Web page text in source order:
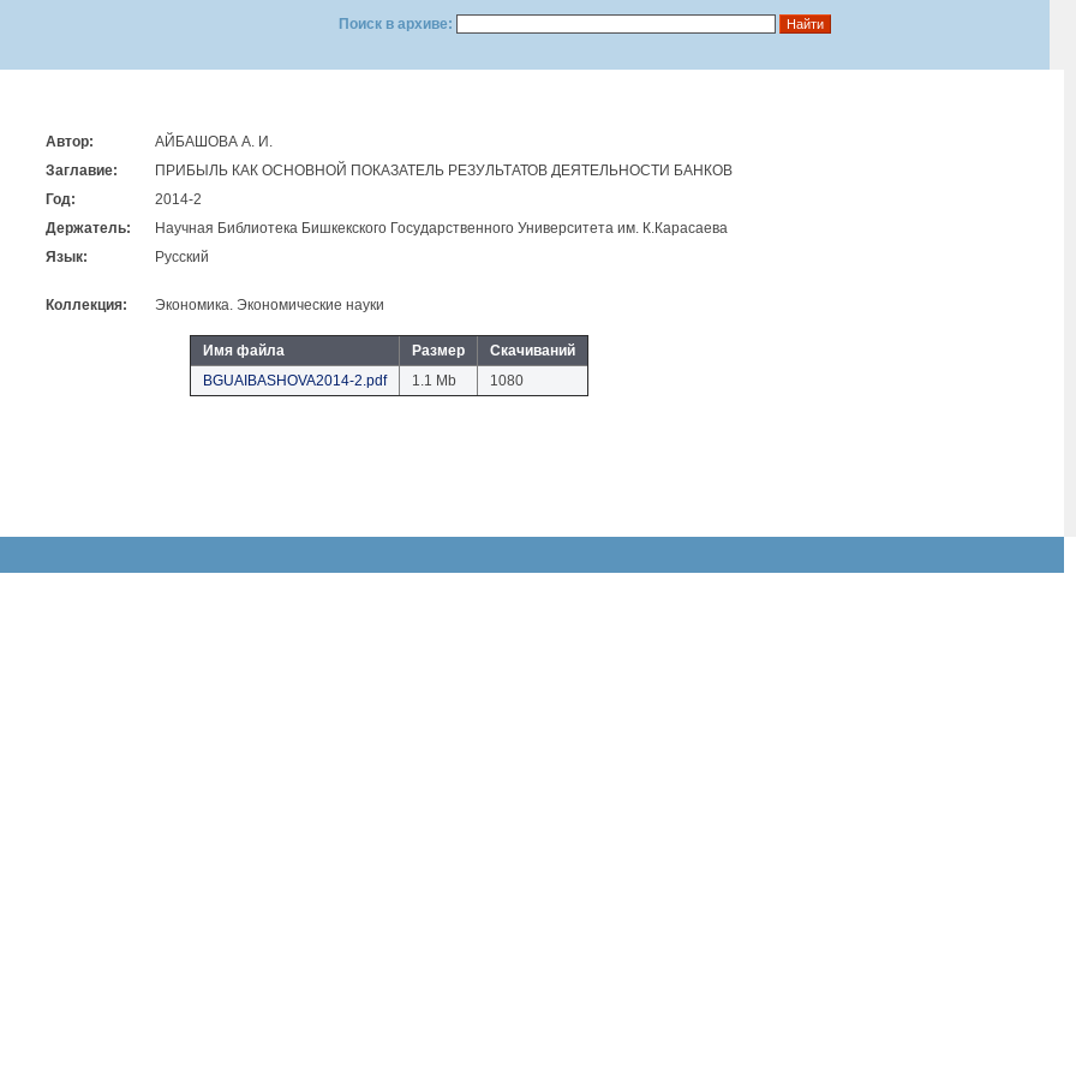
Поиск в архиве:
Автор:
АЙБАШОВА А. И.
Заглавие:
ПРИБЫЛЬ КАК ОСНОВНОЙ ПОКАЗАТЕЛЬ РЕЗУЛЬТАТОВ ДЕЯТЕЛЬНОСТИ БАНКОВ
Год:
2014-2
Держатель:
Научная Библиотека Бишкекского Государственного Университета им. К.Карасаева
Язык:
Русский
Коллекция: Экономика. Экономические науки
Имя файла Размер
Скачиваний
BGUAIBASHOVA2014-2.pdf
1.1 Mb 1080